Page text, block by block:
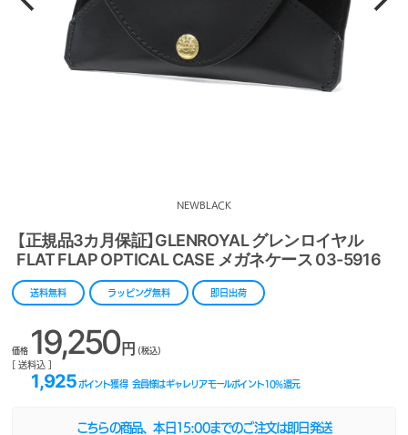
NEWBLACK
【正規品3カ月保証】GLENROYAL グレンロイヤル
FLAT FLAP OPTICAL CASE メガネケース 03-5916
送料無料 ラッピング無料 即日出荷
価格 19,250円 (税込)
[ 送料込 ]
1,925 ポイント獲得 会員様はギャレリアモールポイント10%還元
こちらの商品、本日 15:00までのご注文は即日発送